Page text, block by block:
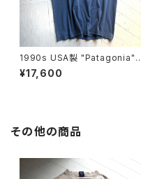
1990s USA製 "Patagonia"
S/S T-shirt
¥17,600
その他の商品